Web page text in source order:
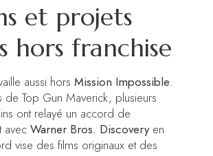
et projets
hors franchise
aussi hors Mission Impossible.
Top Gun Maverick, plusieurs
ont relayé un accord de
avec Warner Bros. Discoveryen
vise des films originaux et des